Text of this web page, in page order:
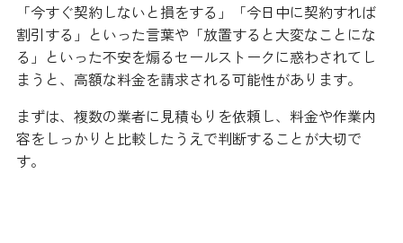
「今すぐ契約しないと損をする」「今日中に契約すれば
割引する」といった言葉や「放置すると大変なことにな
る」といった不安を煽るセールストークに惑わされてし
まうと、高額な料金を請求される可能性があります。
まずは、複数の業者に見積もりを依頼し、料金や作業内
容をしっかりと比較したうえで判断することが大切で
す。